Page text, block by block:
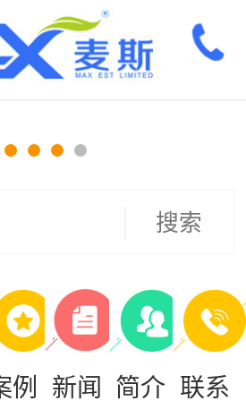
搜索
例 新闻 简介 联系